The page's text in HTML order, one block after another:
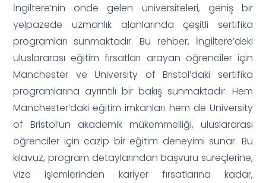
İngiltere’nin önde gelen üniversiteleri, geniş bir
yelpazede uzmanlık alanlarında çeşitli sertifika
programları sunmaktadır. Bu rehber, İngiltere’deki
uluslararası eğitim fırsatları arayan öğrenciler için
Manchester ve University of Bristol’daki sertifika
programlarına ayrıntılı bir bakış sunmaktadır. Hem
Manchester’daki eğitim imkanları hem de University
of Bristol’un akademik mükemmelliği, uluslararası
öğrenciler için cazip bir eğitim deneyimi sunar. Bu
kılavuz, program detaylarından başvuru süreçlerine,
vize işlemlerinden kariyer fırsatlarına kadar,